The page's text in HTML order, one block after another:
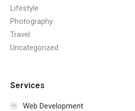
Lifestyle
Photography
Travel
Uncategorized
Services
Web Development